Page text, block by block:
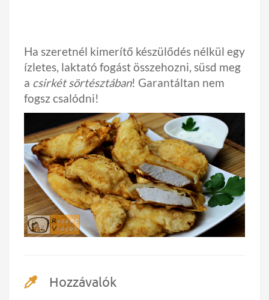
Ha szeretnél kimerítő készülődés nélkül egy
ízletes, laktató fogást összehozni, süsd meg
a csirkét sörtésztában! Garantáltan nem
fogsz csalódni!
Hozzávalók